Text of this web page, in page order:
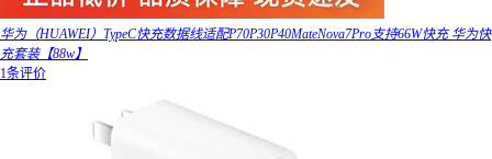
华为（HUAWEI）TypeC快充数据线适配P70P30P40MateNova7Pro支持66W快充 华为快
充套装【88w】
1条评价